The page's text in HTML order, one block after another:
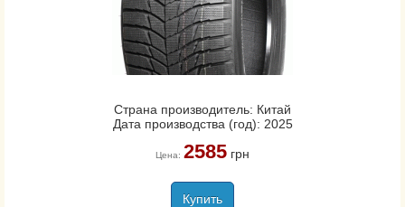
Страна производитель: Китай
Дата производства (год): 2025
Цена: 2585грн
Купить